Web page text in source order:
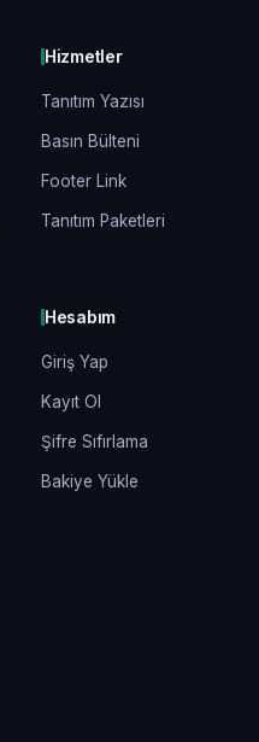
Hizmetler
Tanıtım Yazısı
Basın Bülteni
Footer Link
Tanıtım Paketleri
Hesabım
Giriş Yap
Kayıt Ol
Şifre Sıfırlama
Bakiye Yükle